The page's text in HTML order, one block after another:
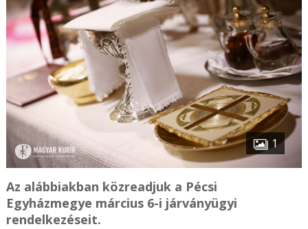
1
Az alábbiakban közreadjuk a Pécsi
Egyházmegye március 6-i járványügyi
rendelkezéseit.